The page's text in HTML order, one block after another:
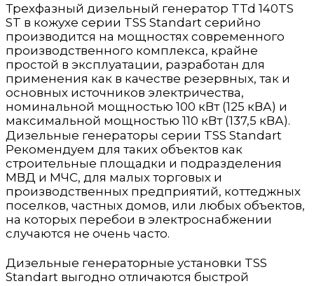
Трехфазный дизельный генератор TTd 140TS
ST в кожухе серии TSS Standart серийно
производится на мощностях современного
производственного комплекса, крайне
простой в эксплуатации, разработан для
применения как в качестве резервных, так и
основных источников электричества,
номинальной мощностью 100 кВт (125 кВА) и
максимальной мощностью 110 кВт (137,5 кВА).
Дизельные генераторы серии TSS Standart
Рекомендуем для таких объектов как
строительные площадки и подразделения
МВД и МЧС, для малых торговых и
производственных предприятий, коттеджных
поселков, частных домов, или любых объектов,
на которых перебои в электроснабжении
случаются не очень часто.
Дизельные генераторные установки TSS
Standart выгодно отличаются быстрой